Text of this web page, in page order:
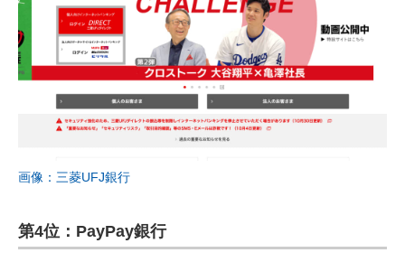
画像：三菱UFJ銀行
第4位：PayPay銀行